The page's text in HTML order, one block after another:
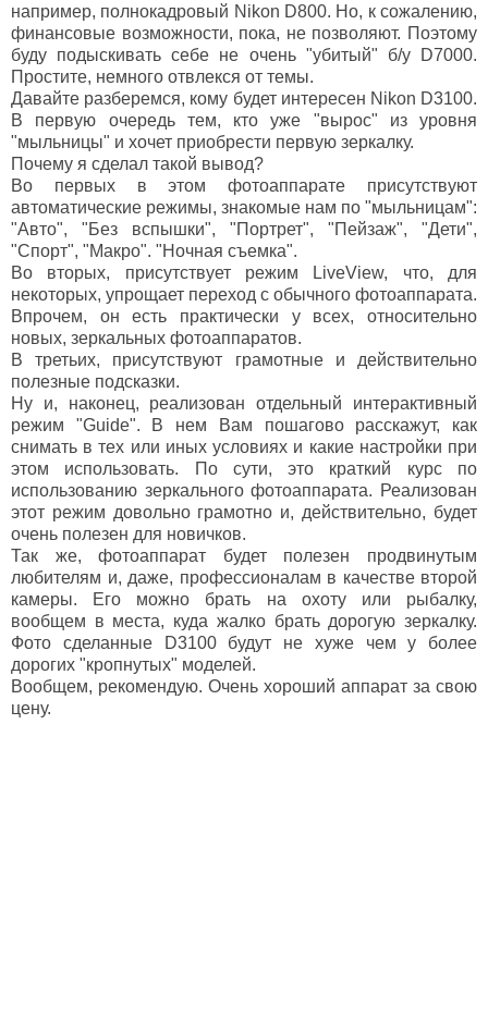
например, полнокадровый Nikon D800. Но, к сожалению,
финансовые возможности, пока, не позволяют. Поэтому
буду подыскивать себе не очень "убитый" б/у D7000.
Простите, немного отвлекся от темы.
Давайте разберемся, кому будет интересен Nikon D3100.
В первую очередь тем, кто уже "вырос" из уровня
"мыльницы" и хочет приобрести первую зеркалку.
Почему я сделал такой вывод?
Во первых в этом фотоаппарате присутствуют
автоматические режимы, знакомые нам по "мыльницам":
"Авто", "Без вспышки", "Портрет", "Пейзаж", "Дети",
"Спорт", "Макро". "Ночная съемка".
Во вторых, присутствует режим LiveView, что, для
некоторых, упрощает переход с обычного фотоаппарата.
Впрочем, он есть практически у всех, относительно
новых, зеркальных фотоаппаратов.
В третьих, присутствуют грамотные и действительно
полезные подсказки.
Ну и, наконец, реализован отдельный интерактивный
режим "Guide". В нем Вам пошагово расскажут, как
снимать в тех или иных условиях и какие настройки при
этом использовать. По сути, это краткий курс по
использованию зеркального фотоаппарата. Реализован
этот режим довольно грамотно и, действительно, будет
очень полезен для новичков.
Так же, фотоаппарат будет полезен продвинутым
любителям и, даже, профессионалам в качестве второй
камеры. Его можно брать на охоту или рыбалку,
вообщем в места, куда жалко брать дорогую зеркалку.
Фото сделанные D3100 будут не хуже чем у более
дорогих "кропнутых" моделей.
Вообщем, рекомендую. Очень хороший аппарат за свою
цену.